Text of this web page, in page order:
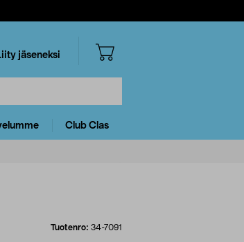
jäseneksi
Club Clas
Tuotenro: 34-7091